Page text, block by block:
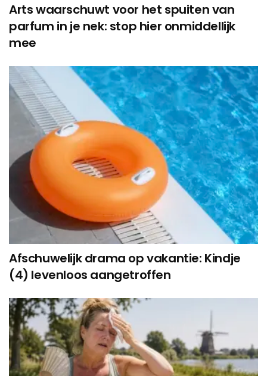
Arts waarschuwt voor het spuiten van
parfum in je nek: stop hier onmiddellijk
mee
Afschuwelijk drama op vakantie: Kindje
(4) levenloos aangetroffen